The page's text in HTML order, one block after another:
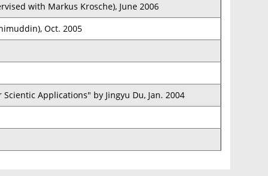
with Markus Krosche), June 2006
Oct. 2005
Applications" by Jingyu Du, Jan. 2004